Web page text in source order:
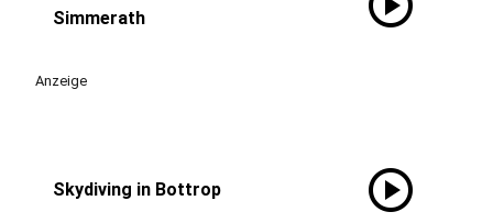
Simmerath
Anzeige
Skydiving in Bottrop play_circle